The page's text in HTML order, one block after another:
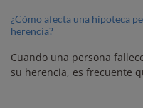
¿Cómo afecta una hipoteca
herencia?
Cuando una persona
su herencia, es frecuente